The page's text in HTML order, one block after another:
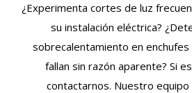
¿Experimenta cortes de luz
su instalación eléctrica?
sobrecalentamiento en
fallan sin razón aparente? Si
contactarnos. Nuestro